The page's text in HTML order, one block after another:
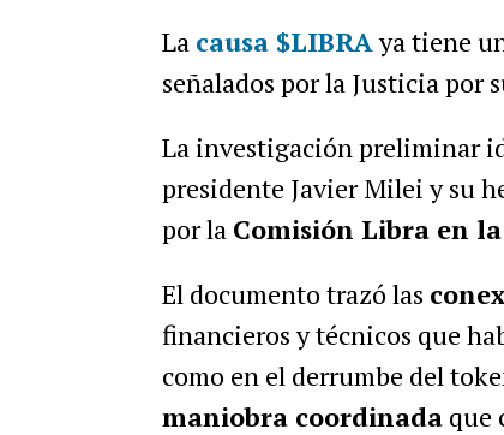
La causa $LIBRAya tiene
señalados por la Justicia por
La investigación preliminar
presidente Javier Milei y su
por la Comisión Libra en
El documento trazó las
financieros y técnicos que
como en el derrumbe del
maniobra coordinadaque